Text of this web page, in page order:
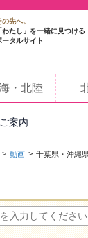
先へ。
わたし」を一緒に見つける
タルサイト
・北陸
案内
動画 千葉県・沖縄